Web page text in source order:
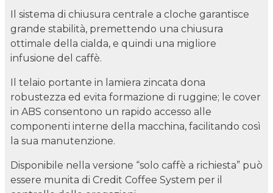
Il sistema di chiusura centrale a cloche garantisce
grande stabilità, premettendo una chiusura
ottimale della cialda, e quindi una migliore
infusione del caffè.
Il telaio portante in lamiera zincata dona
robustezza ed evita formazione di ruggine; le cover
in ABS consentono un rapido accesso alle
componenti interne della macchina, facilitando così
la sua manutenzione.
Disponibile nella versione “solo caffè a richiesta” può
essere munita di Credit Coffee System per il